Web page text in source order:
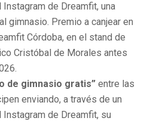
de Dreamfit, una
gimnasio. Premio a canjear en
Córdoba, en el stand de
Cristóbal de Morales antes
de gimnasio gratis” entre las
enviando, a través de un
de Dreamfit, su